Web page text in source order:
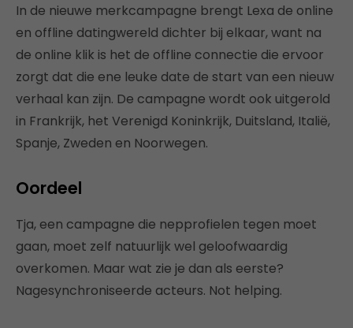
In de nieuwe merkcampagne brengt Lexa de online
en offline datingwereld dichter bij elkaar, want na
de online klik is het de offline connectie die ervoor
zorgt dat die ene leuke date de start van een nieuw
verhaal kan zijn. De campagne wordt ook uitgerold
in Frankrijk, het Verenigd Koninkrijk, Duitsland, Italië,
Spanje, Zweden en Noorwegen.
Oordeel
Tja, een campagne die nepprofielen tegen moet
gaan, moet zelf natuurlijk wel geloofwaardig
overkomen. Maar wat zie je dan als eerste?
Nagesynchroniseerde acteurs. Not helping.